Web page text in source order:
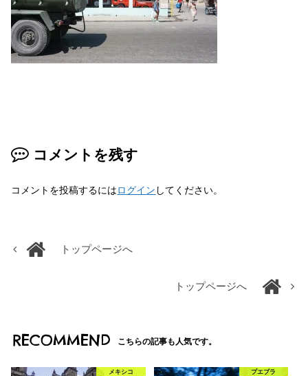
コメントを残す
コメントを投稿するにはログイン してください。
トップページへ
トップページへ
RECOMMEND こちらの記事も人気です。
メキシコ プエブラ